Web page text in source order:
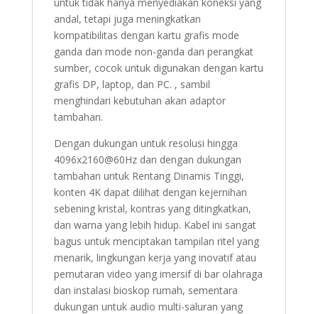
andal, tetapi juga meningkatkan
kompatibilitas dengan kartu grafis mode
ganda dan mode non-ganda dan perangkat
sumber, cocok untuk digunakan dengan kartu
grafis DP, laptop, dan PC. , sambil
menghindari kebutuhan akan adaptor
tambahan.
Dengan dukungan untuk resolusi hingga
4096x2160@60Hz dan dengan dukungan
tambahan untuk Rentang Dinamis Tinggi,
konten 4K dapat dilihat dengan kejernihan
sebening kristal, kontras yang ditingkatkan,
dan warna yang lebih hidup. Kabel ini sangat
bagus untuk menciptakan tampilan ritel yang
menarik, lingkungan kerja yang inovatif atau
pemutaran video yang imersif di bar olahraga
dan instalasi bioskop rumah, sementara
dukungan untuk audio multi-saluran yang